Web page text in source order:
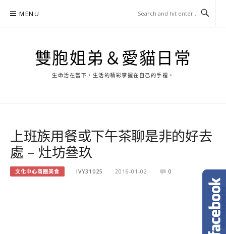
MENU
雙胞姐弟＆愛貓日常
生命活在當下，生活的精彩掌握在自己的手裡。
上班族用餐或下午茶聊是非的好去
處 – 灶坊叄玖
文化中心商圈美食 IVY31025 2016-01-02 0